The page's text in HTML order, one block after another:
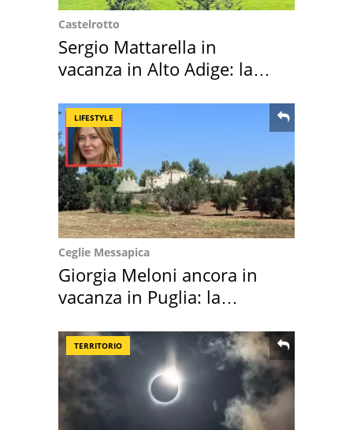
Castelrotto
Sergio Mattarella in
vacanza in Alto Adige: la
LIFESTYLE
Ceglie Messapica
Giorgia Meloni ancora in
vacanza in Puglia: la
TERRITORIO